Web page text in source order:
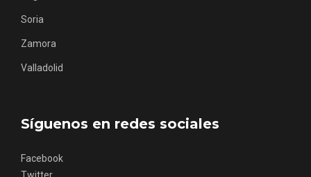
Soria
Zamora
Valladolid
Síguenos en redes sociales
Facebook